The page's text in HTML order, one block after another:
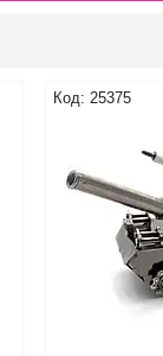
25375